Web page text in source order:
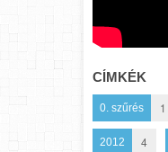
CÍMKÉK
0. szűrés 1
2012 4